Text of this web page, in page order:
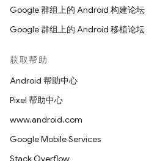
Google 群组上的 Android 构建论坛
Google 群组上的 Android 移植论坛
获取帮助
Android 帮助中心
Pixel 帮助中心
www.android.com
Google Mobile Services
Stack Overflow